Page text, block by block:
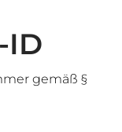
ID
gemäß §